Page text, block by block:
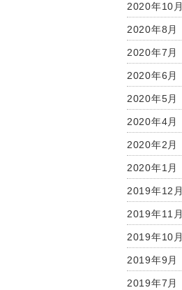
2020年10月
2020年8月
2020年7月
2020年6月
2020年5月
2020年4月
2020年2月
2020年1月
2019年12月
2019年11月
2019年10月
2019年9月
2019年7月